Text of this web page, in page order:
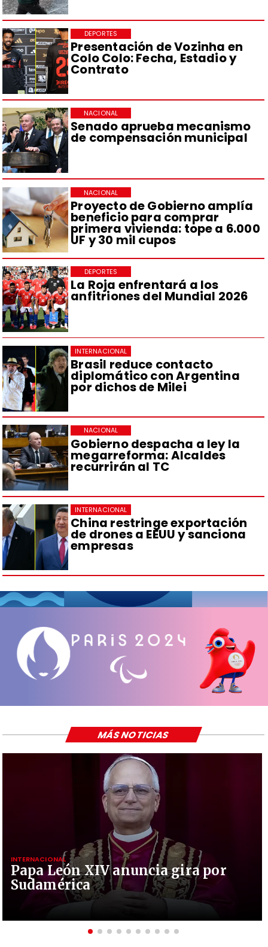
Presentación de Vozinha en
Colo Colo: Fecha, Estadio y
Contrato
DEPORTES
Senado aprueba mecanismo
de compensación municipal
NACIONAL
Proyecto de Gobierno amplía
beneficio para comprar
primera vivienda: tope a 6.000
UF y 30 mil cupos
NACIONAL
La Roja enfrentará a los
anfitriones del Mundial 2026
DEPORTES
Brasil reduce contacto
diplomático con Argentina
por dichos de Milei
INTERNACIONAL
Gobierno despacha a ley la
megarreforma: Alcaldes
recurrirán al TC
NACIONAL
China restringe exportación
de drones a EEUU y sanciona
empresas
INTERNACIONAL
Papa León XIV anuncia gira por
Sudamérica
INTERNACIONAL
MÁS NOTICIAS